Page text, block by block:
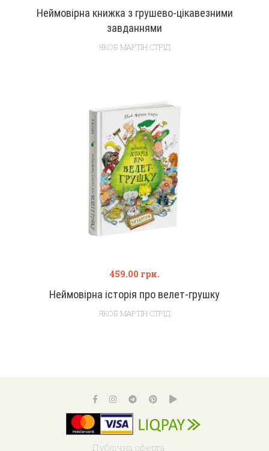
Неймовірна книжка з грушево-цікавезними
завданнями
ЯКОБ МАРТІН СТРІД
Неймовірна історія про велет-грушку
459.00 грн.
ЯКОБ МАРТІН СТРІД
Публічна оферта